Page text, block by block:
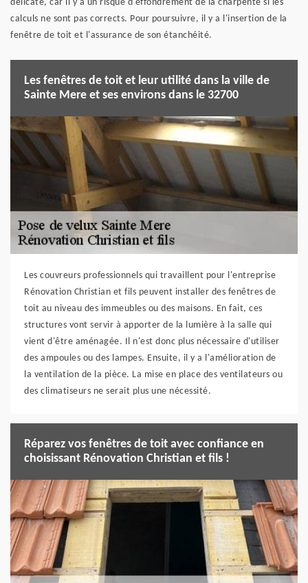
délicate, car il y a un risque d'effondrement de la charpente si les
calculs ne sont pas corrects. Pour poursuivre, il y a l'insertion de la
fenêtre de toit et l'assurance de son étanchéité.
Les fenêtres de toit et leur utilité dans la ville de
Sainte Mere et ses environs dans le 32700
Les couvreurs professionnels qui travaillent pour l'entreprise
Rénovation Christian et fils peuvent installer des fenêtres de
toit au niveau des immeubles ou des maisons. En fait, ces
structures vont servir à apporter de la lumière à la salle qui
vient d'être aménagée. Il n'est donc plus nécessaire d'utiliser
des ampoules ou des lampes. Ensuite, il y a l'amélioration de
la ventilation de la pièce. La mise en place des ventilateurs ou
des climatiseurs ne serait plus une nécessité.
Réparez vos fenêtres de toit avec confiance en
choisissant Rénovation Christian et fils !